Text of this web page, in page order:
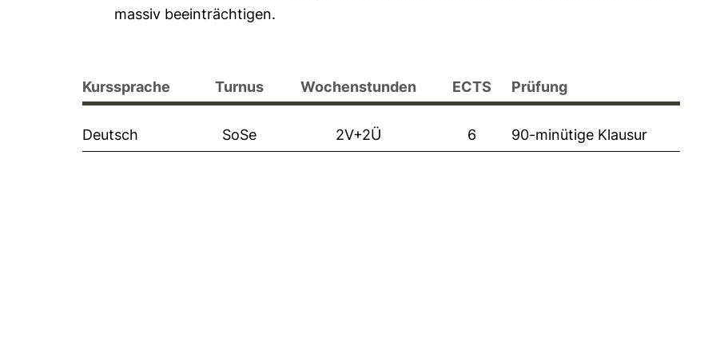
massiv beeinträchtigen.
Kurssprache Turnus Wochenstunden ECTS Prüfung
Deutsch SoSe 2V+2Ü 6 90-minütige Klausur